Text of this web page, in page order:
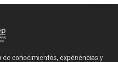
conocimientos, experiencias y